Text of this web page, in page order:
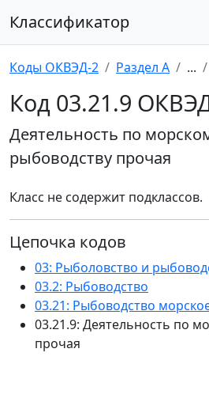
Классификатор
Коды ОКВЭД-2 Раздел A ...
Код 03.21.9
Деятельность по
рыбоводству прочая
Класс не содержит подклассов.
Цепочка кодов
03: Рыболовство и
03.2: Рыбоводство
03.21: Рыбоводство
03.21.9: Деятельность по
прочая